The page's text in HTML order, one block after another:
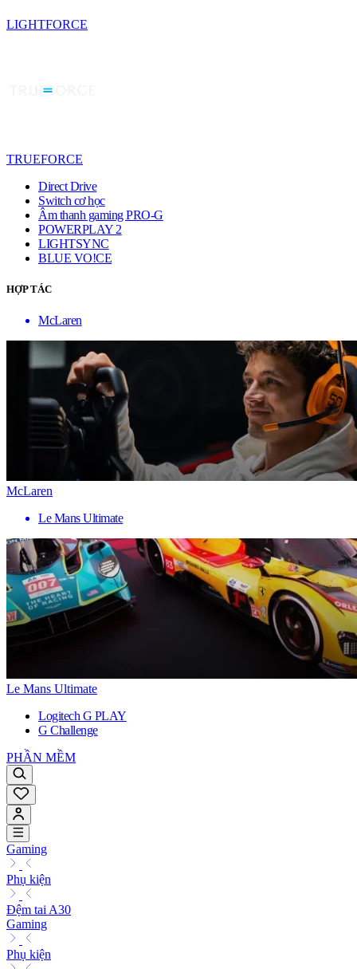
LIGHTFORCE
TRUEFORCE
Direct Drive
Switch cơ học
Âm thanh gaming PRO-G
POWERPLAY 2
LIGHTSYNC
BLUE VO!CE
HỢP TÁC
McLaren
McLaren
Le Mans Ultimate
Le Mans Ultimate
Logitech G PLAY
G Challenge
PHẦN MỀM
Gaming
Phụ kiện
Đệm tai A30
Gaming
Phụ kiện